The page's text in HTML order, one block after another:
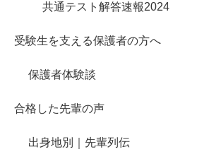
共通テスト解答速報2024
受験生を支える保護者の方へ
保護者体験談
合格した先輩の声
出身地別｜先輩列伝